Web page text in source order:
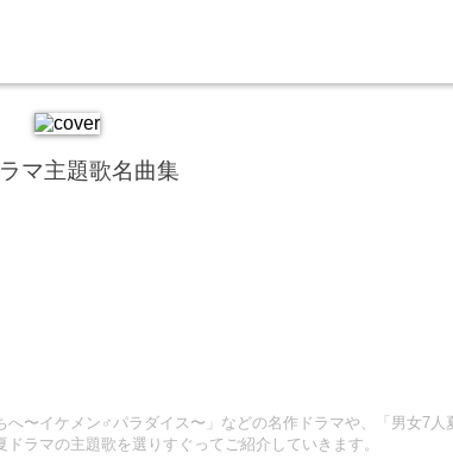
マ主題歌名曲集
〜イケメン♂パラダイス〜」などの名作ドラマや、「男女7
ラマの主題歌を選りすぐってご紹介していきます。